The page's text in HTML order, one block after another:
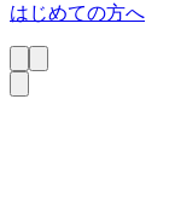
はじめての方へ